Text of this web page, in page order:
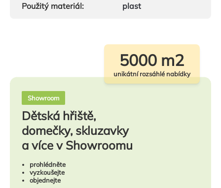
Použitý materiál: plast
Showroom
Dětská hřiště,
domečky, skluzavky
a více v Showroomu
prohlédněte
vyzkoušejte
objednejte
5000 m2
unikátní rozsáhlé nabídky